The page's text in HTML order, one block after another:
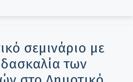
σεμινάριο με
των